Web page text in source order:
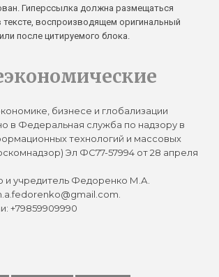
Гиперссылка должна размещаться
тексте, воспроизводящем оригинальный
после цитируемого блока.
бизнесе и глобализации
в Федеральная служба по надзору в
технологий и массовых
Эл ФС77-57994 от 28 апреля
и учредитель Федоренко М.А.
+79859909990